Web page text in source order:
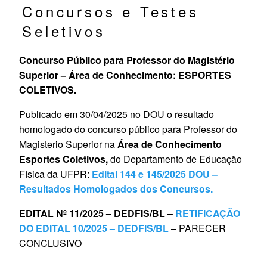
Concursos e Testes
Seletivos
Concurso Público para Professor do Magistério
Superior – Área de Conhecimento: ESPORTES
COLETIVOS.
Publicado em 30/04/2025 no DOU o resultado
homologado do concurso público para Professor do
Magisterio Superior naÁrea de Conhecimento
Esportes Coletivos,do Departamento de Educação
Física da UFPR: Edital 144 e 145/2025 DOU –
Resultados Homologados dos Concursos.
EDITAL Nº 11/2025 – DEDFIS/BL – RETIFICAÇÃO
DO EDITAL 10/2025 – DEDFIS/BL– PARECER
CONCLUSIVO